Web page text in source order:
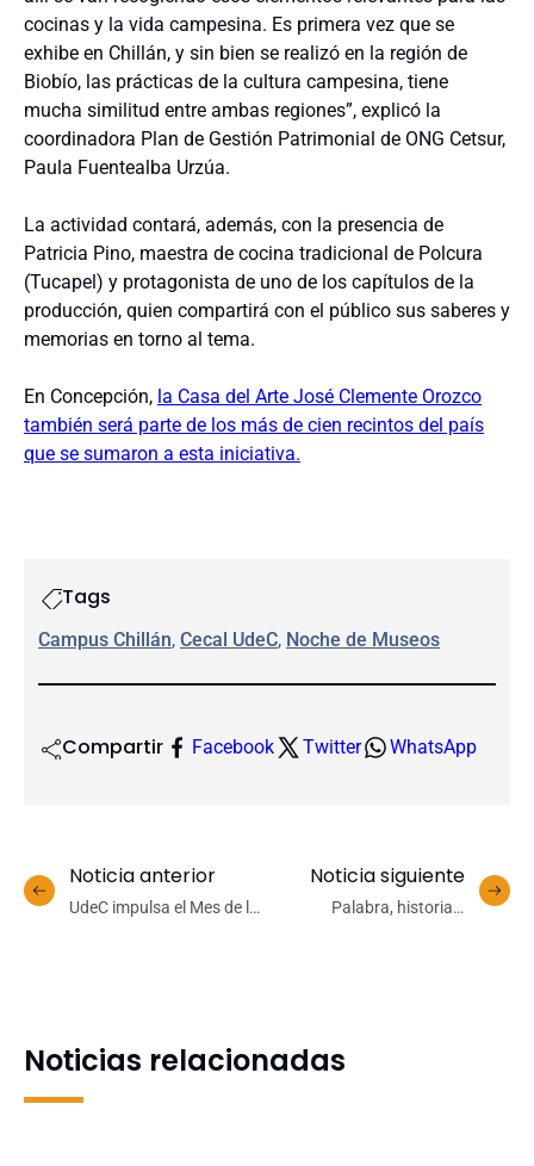
cocinas y la vida campesina. Es primera vez que se
exhibe en Chillán, y sin bien se realizó en la región de
Biobío, las prácticas de la cultura campesina, tiene
mucha similitud entre ambas regiones”, explicó la
coordinadora Plan de Gestión Patrimonial de ONG Cetsur,
Paula Fuentealba Urzúa.
La actividad contará, además, con la presencia de
Patricia Pino, maestra de cocina tradicional de Polcura
(Tucapel) y protagonista de uno de los capítulos de la
producción, quien compartirá con el público sus saberes y
memorias en torno al tema.
En Concepción, la Casa del Arte José Clemente Orozco
también será parte de los más de cien recintos del país
que se sumaron a esta iniciativa.
Tags
Campus Chillán, Cecal UdeC, Noche de Museos
Compartir Facebook Twitter WhatsApp
Noticia anterior
UdeC impulsa el Mes de la
Noticia siguiente
Palabra, historia y
Noticias relacionadas